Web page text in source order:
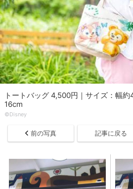
トートバッグ 4,500円｜サイズ：幅
16cm
©︎Disney
前の写真 記事に戻る